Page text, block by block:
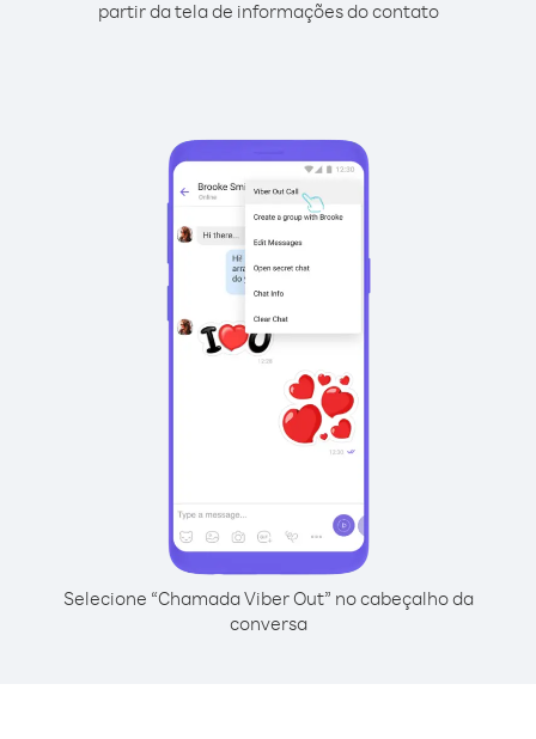
partir da tela de informações do contato
Selecione “Chamada Viber Out” no cabeçalho da
conversa